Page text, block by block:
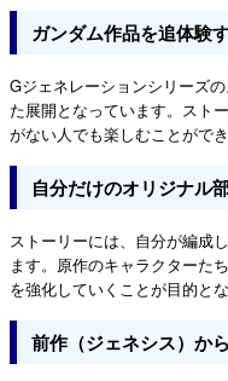
ガンダム作品を追体験
Gジェネレーションシリーズ
た展開となっています。スト
がない人でも楽しむことができ
自分だけのオリジナル
ストーリーには、自分が編成
ます。原作のキャラクターた
を強化していくことが目的とな
前作（ジェネシス）か